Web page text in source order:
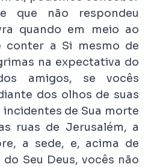
que não respondeu
quando em meio ao
conter a Si mesmo de
na expectativa do
amigos, se vocês
dos olhos de suas
de Sua morte
ruas de Jerusalém, a
a sede, e, acima de
Seu Deus, vocês não